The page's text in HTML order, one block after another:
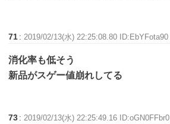
71 : 2019/02/13(水) 22:25:08.80 ID:EbYFota90
消化率も低そう
新品がスゲー値崩れしてる
73 : 2019/02/13(水) 22:25:49.16 ID:oGN0FFbr0